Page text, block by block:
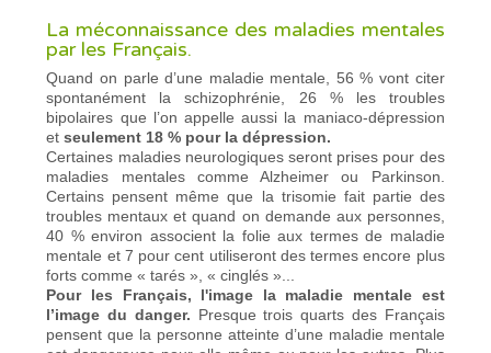
La méconnaissance des maladies mentales
par les Français.
Quand on parle d’une maladie mentale, 56 % vont citer
spontanément la schizophrénie, 26 % les troubles
bipolaires que l’on appelle aussi la maniaco-dépression
et seulement 18 % pour la dépression.
Certaines maladies neurologiques seront prises pour des
maladies mentales comme Alzheimer ou Parkinson.
Certains pensent même que la trisomie fait partie des
troubles mentaux et quand on demande aux personnes,
40 % environ associent la folie aux termes de maladie
mentale et 7 pour cent utiliseront des termes encore plus
forts comme « tarés », « cinglés »...
Pour les Français, l'image la maladie mentale est
l’image du danger. Presque trois quarts des Français
pensent que la personne atteinte d’une maladie mentale